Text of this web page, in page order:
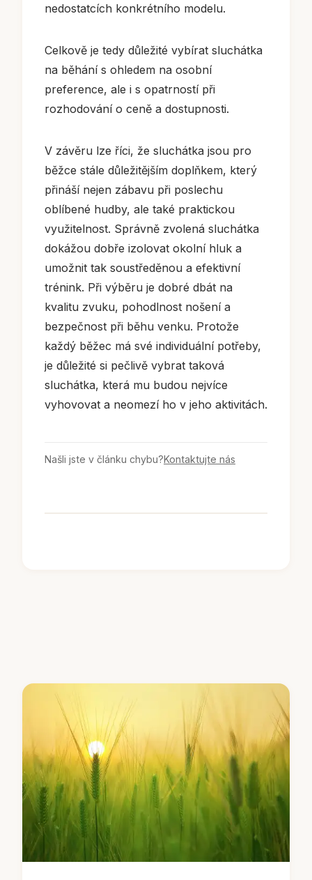
nedostatcích konkrétního modelu.
Celkově je tedy důležité vybírat sluchátka
na běhání s ohledem na osobní
preference, ale i s opatrností při
rozhodování o ceně a dostupnosti.
V závěru lze říci, že sluchátka jsou pro
běžce stále důležitějším doplňkem, který
přináší nejen zábavu při poslechu
oblíbené hudby, ale také praktickou
využitelnost. Správně zvolená sluchátka
dokážou dobře izolovat okolní hluk a
umožnit tak soustředěnou a efektivní
trénink. Při výběru je dobré dbát na
kvalitu zvuku, pohodlnost nošení a
bezpečnost při běhu venku. Protože
každý běžec má své individuální potřeby,
je důležité si pečlivě vybrat taková
sluchátka, která mu budou nejvíce
vyhovovat a neomezí ho v jeho aktivitách.
Našli jste v článku chybu?Kontaktujte nás